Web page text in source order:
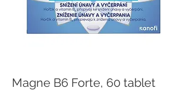
Magne B6 Forte, 60 tablet